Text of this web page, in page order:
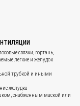
связки, гортань,
легкие и желудок
трубкой и иными
желудка
снабженным маской или